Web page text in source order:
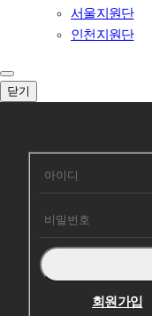
서울지원단
인천지원단
닫기
회원가입